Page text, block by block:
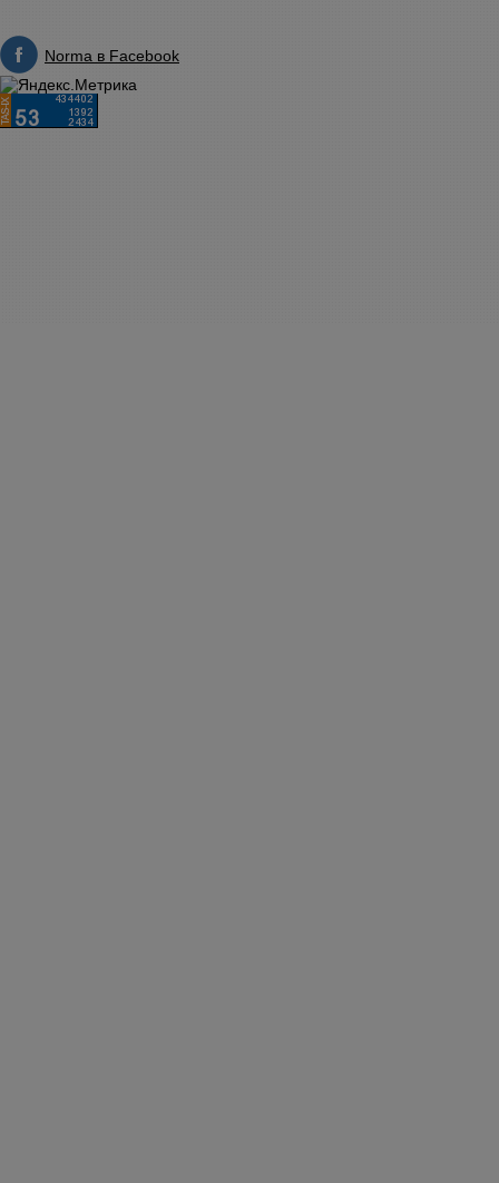
Norma в Facebook